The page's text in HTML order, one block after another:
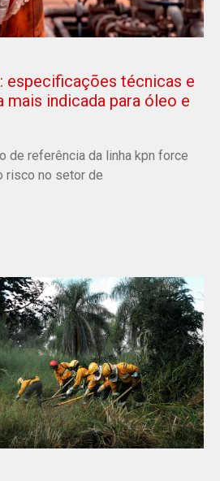
especificações técnicas e
mais indicada para óleo e
de referência da linha kpn force
risco no setor de